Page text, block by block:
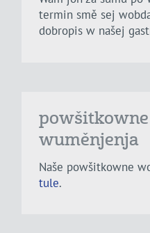
termin smě sej
dobropis w našej
wuměnjenja
Naše powšitkowne
tule.